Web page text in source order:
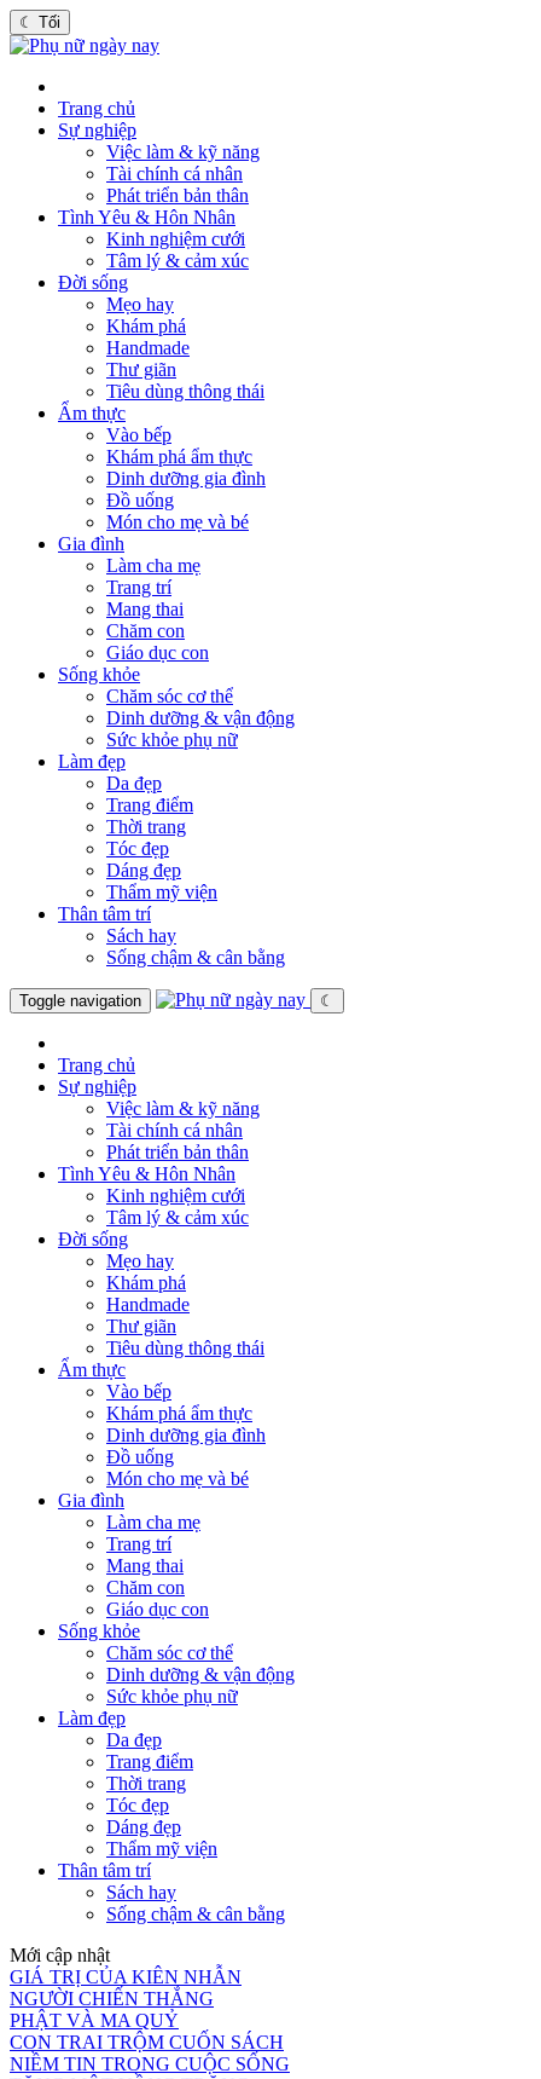
☾ Tối
Trang chủ
Sự nghiệp
Việc làm & kỹ năng
Tài chính cá nhân
Phát triển bản thân
Tình Yêu & Hôn Nhân
Kinh nghiệm cưới
Tâm lý & cảm xúc
Đời sống
Mẹo hay
Khám phá
Handmade
Thư giãn
Tiêu dùng thông thái
Ẩm thực
Vào bếp
Khám phá ẩm thực
Dinh dưỡng gia đình
Đồ uống
Món cho mẹ và bé
Gia đình
Làm cha mẹ
Trang trí
Mang thai
Chăm con
Giáo dục con
Sống khỏe
Chăm sóc cơ thể
Dinh dưỡng & vận động
Sức khỏe phụ nữ
Làm đẹp
Da đẹp
Trang điểm
Thời trang
Tóc đẹp
Dáng đẹp
Thẩm mỹ viện
Thân tâm trí
Sách hay
Sống chậm & cân bằng
Toggle navigation ☾
Trang chủ
Sự nghiệp
Việc làm & kỹ năng
Tài chính cá nhân
Phát triển bản thân
Tình Yêu & Hôn Nhân
Kinh nghiệm cưới
Tâm lý & cảm xúc
Đời sống
Mẹo hay
Khám phá
Handmade
Thư giãn
Tiêu dùng thông thái
Ẩm thực
Vào bếp
Khám phá ẩm thực
Dinh dưỡng gia đình
Đồ uống
Món cho mẹ và bé
Gia đình
Làm cha mẹ
Trang trí
Mang thai
Chăm con
Giáo dục con
Sống khỏe
Chăm sóc cơ thể
Dinh dưỡng & vận động
Sức khỏe phụ nữ
Làm đẹp
Da đẹp
Trang điểm
Thời trang
Tóc đẹp
Dáng đẹp
Thẩm mỹ viện
Thân tâm trí
Sách hay
Sống chậm & cân bằng
Mới cập nhật
GIÁ TRỊ CỦA KIÊN NHẪN
NGƯỜI CHIẾN THẮNG
PHẬT VÀ MA QUỶ
CON TRAI TRỘM CUỐN SÁCH
NIỀM TIN TRONG CUỘC SỐNG